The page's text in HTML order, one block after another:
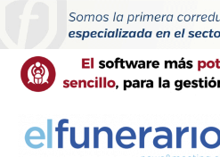
contenido